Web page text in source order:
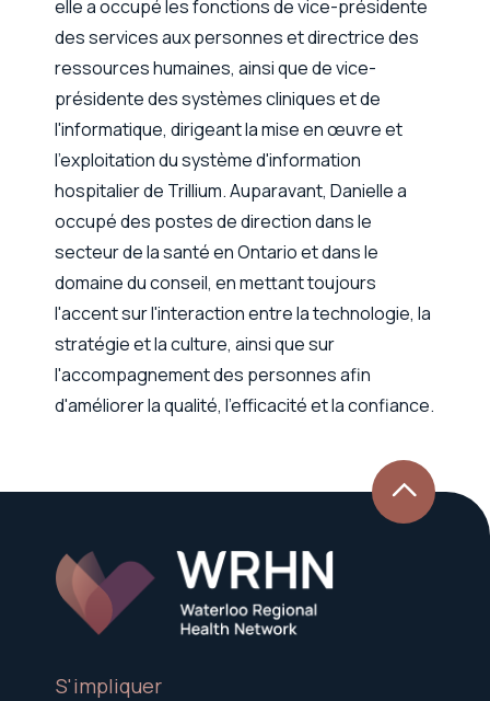
elle a occupé les fonctions de vice-présidente
des services aux personnes et directrice des
ressources humaines, ainsi que de vice-
présidente des systèmes cliniques et de
l'informatique, dirigeant la mise en œuvre et
l'exploitation du système d'information
hospitalier de Trillium. Auparavant, Danielle a
occupé des postes de direction dans le
secteur de la santé en Ontario et dans le
domaine du conseil, en mettant toujours
l'accent sur l'interaction entre la technologie, la
stratégie et la culture, ainsi que sur
l'accompagnement des personnes afin
d'améliorer la qualité, l'efficacité et la confiance.
S'impliquer